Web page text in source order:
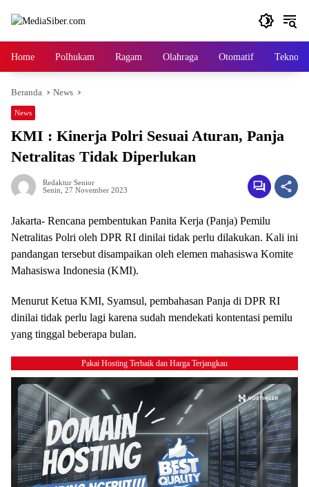
Home Polhukam Ragam Olahraga Otomatif Tekno
Beranda News
News
KMI : Kinerja Polri Sesuai Aturan, Panja
Netralitas Tidak Diperlukan
Redaktur Senior
Senin, 27 November 2023
Jakarta- Rencana pembentukan Panita Kerja (Panja) Pemilu
Netralitas Polri oleh DPR RI dinilai tidak perlu dilakukan. Kali ini
pandangan tersebut disampaikan oleh elemen mahasiswa Komite
Mahasiswa Indonesia (KMI).
Menurut Ketua KMI, Syamsul, pembahasan Panja di DPR RI
dinilai tidak perlu lagi karena sudah mendekati kontentasi pemilu
yang tinggal beberapa bulan.
Pakai Hosting Terbaik dan Harga Terjangkau